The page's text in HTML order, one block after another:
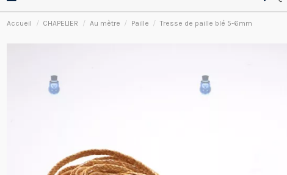
Accueil CHAPELIER Au mètre Paille Tresse de paille blé 5-6mm